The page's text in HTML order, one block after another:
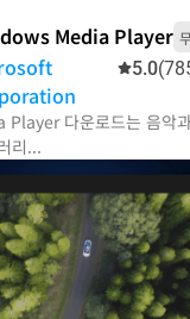
Media Player
5.0
다운로드는 음악
리...